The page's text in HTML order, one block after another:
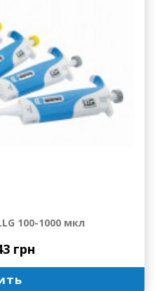
100-1000 мкл
грн